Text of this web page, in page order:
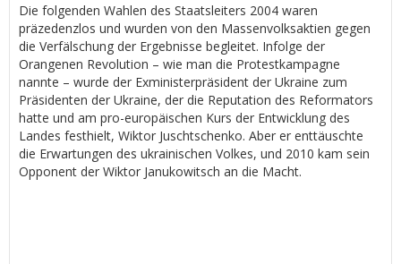
Die folgenden Wahlen des Staatsleiters 2004 waren
präzedenzlos und wurden von den Massenvolksaktien gegen
die Verfälschung der Ergebnisse begleitet. Infolge der
Orangenen Revolution – wie man die Protestkampagne
nannte – wurde der Exministerpräsident der Ukraine zum
Präsidenten der Ukraine, der die Reputation des Reformators
hatte und am pro-europäischen Kurs der Entwicklung des
Landes festhielt, Wiktor Juschtschenko. Aber er enttäuschte
die Erwartungen des ukrainischen Volkes, und 2010 kam sein
Opponent der Wiktor Janukowitsch an die Macht.